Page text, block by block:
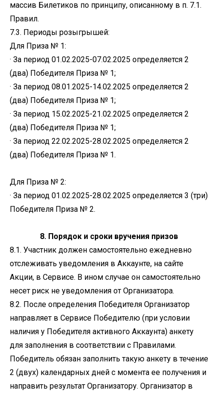
массив Билетиков по принципу, описанному в п. 7.1.
Правил.
7.3. Периоды розыгрышей:
Для Приза № 1:
· За период 01.02.2025-07.02.2025 определяется 2
(два) Победителя Приза № 1;
· За период 08.01.2025-14.02.2025 определяется 2
(два) Победителя Приза № 1;
· За период 15.02.2025-21.02.2025 определяется 2
(два) Победителя Приза № 1;
· За период 22.02.2025-28.02.2025 определяется 2
(два) Победителя Приза № 1.
Для Приза № 2:
· За период 01.02.2025-28.02.2025 определяется 3 (три)
Победителя Приза № 2.
8. Порядок и сроки вручения призов
8.1. Участник должен самостоятельно ежедневно
отслеживать уведомления в Аккаунте, на сайте
Акции, в Сервисе. В ином случае он самостоятельно
несет риск не уведомления от Организатора.
8.2. После определения Победителя Организатор
направляет в Сервисе Победителю (при условии
наличия у Победителя активного Аккаунта) анкету
для заполнения в соответствии с Правилами.
Победитель обязан заполнить такую анкету в течение
2 (двух) календарных дней с момента ее получения и
направить результат Организатору. Организатор в